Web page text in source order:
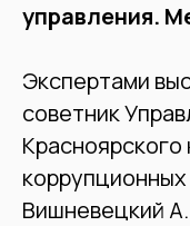
управления.
Экспертами
советник
Вишневецкий